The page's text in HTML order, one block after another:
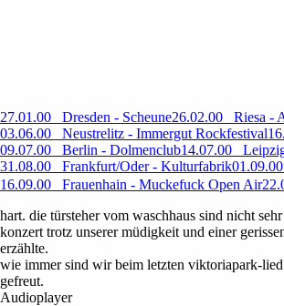
27.01.00 Dresden - Scheune26.02.00 Riesa -
03.06.00 Neustrelitz - Immergut Rockfestival
09.07.00 Berlin - Dolmenclub14.07.00
31.08.00 Frankfurt/Oder - Kulturfabrik
16.09.00 Frauenhain - Muckefuck Open Air
hart. die türsteher vom waschhaus sind nicht
konzert trotz unserer müdigkeit und einer
erzählte.
wie immer sind wir beim letzten viktoriapark-lied
gefreut.
Audioplayer